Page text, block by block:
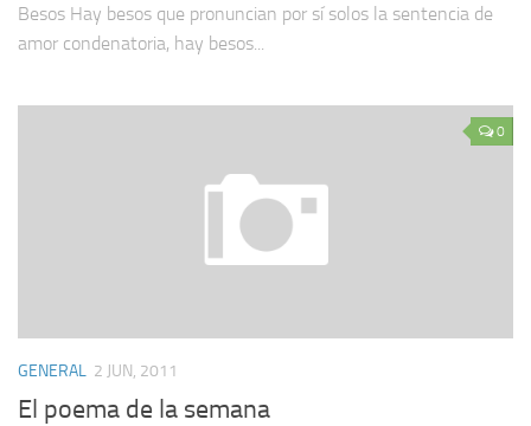
Besos Hay besos que pronuncian por sí solos la sentencia de
amor condenatoria, hay besos...
0
GENERAL 2 JUN, 2011
El poema de la semana